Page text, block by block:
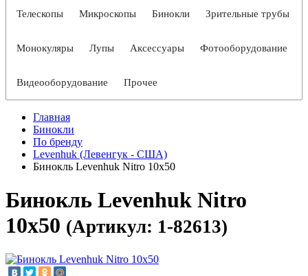
Телескопы Микроскопы Бинокли Зрительные трубы
Монокуляры Лупы Аксессуары Фотооборудование
Видеооборудование Прочее
Главная
Бинокли
По бренду
Levenhuk (Левенгук - США)
Бинокль Levenhuk Nitro 10x50
Бинокль Levenhuk Nitro
10x50 (Артикул: 1-82613)